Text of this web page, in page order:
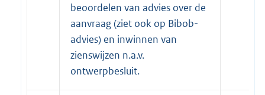
beoordelen van advies over de
aanvraag (ziet ook op Bibob-
advies) en inwinnen van
zienswijzen n.a.v.
ontwerpbesluit.